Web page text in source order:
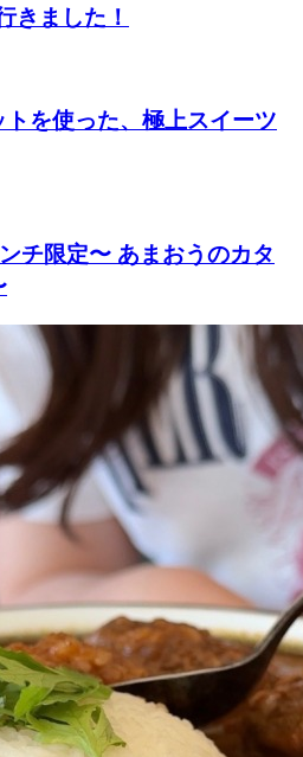
きました！
を使った、極上スイーツ
チ限定〜 あまおうのカタ